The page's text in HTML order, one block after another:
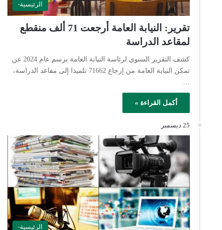
الرئيسية-
تقرير: النيابة العامة أرجعت 71 ألف منقطع
لمقاعد الدراسة
كشف التقرير السنوي لرئاسة النيابة العامة برسم عام 2024 عن
تمكن النيابة العامة من إرجاع 71662 تلميذا إلى مقاعد الدراسة،
…
أكمل القراءة »
25 ديسمبر
الرئيسية-